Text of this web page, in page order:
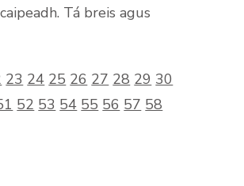
Tá breis agus
23 24 25 26 27 28 29 30
52 53 54 55 56 57 58